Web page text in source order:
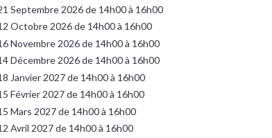
Septembre 2026 de 14h00 à 16h00
Octobre 2026 de 14h00 à 16h00
Novembre 2026 de 14h00 à 16h00
Décembre 2026 de 14h00 à 16h00
Janvier 2027 de 14h00 à 16h00
Février 2027 de 14h00 à 16h00
Mars 2027 de 14h00 à 16h00
Avril 2027 de 14h00 à 16h00